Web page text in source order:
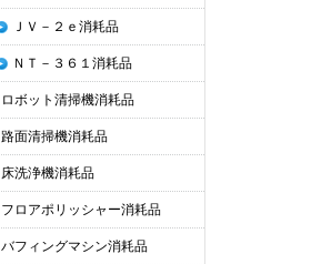
ＪＶ－２ｅ消耗品
ＮＴ－３６１消耗品
ロボット清掃機消耗品
路面清掃機消耗品
床洗浄機消耗品
フロアポリッシャー消耗品
バフィングマシン消耗品